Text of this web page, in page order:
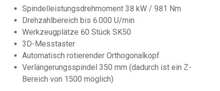
Spindelleistungsdrehmoment 38 kW / 981 Nm
Drehzahlbereich bis 6.000 U/min
Werkzeugplätze 60 Stück SK50
3D-Messtaster
Automatisch rotierender Orthogonalkopf
Verlängerungsspindel 350 mm (dadurch ist ein Z-
Bereich von 1500 möglich)